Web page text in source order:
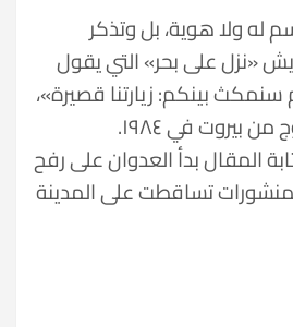
له ولا هوية، بل وتذكر
«نزل على بحر» التي يقول
سنمكث بينكم: زيارتنا قصيرة»،
بيروت في ١٩٨٤.
المقال بدأ العدوان على رفح
تساقطت على المدينة